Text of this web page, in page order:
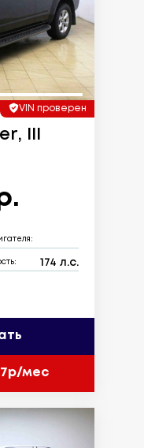
VIN проверен
III
174 л.с.
мес